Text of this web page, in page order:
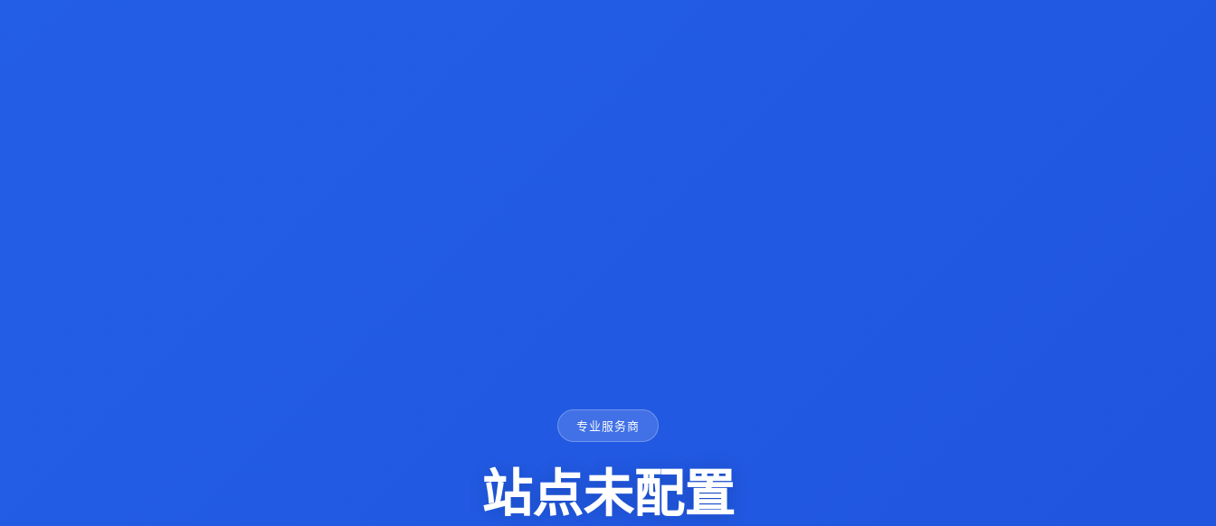
专业服务商
站点未配置